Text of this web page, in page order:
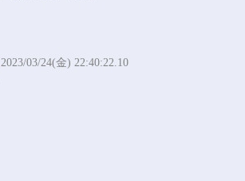
2023/03/24(金) 22:40:22.10